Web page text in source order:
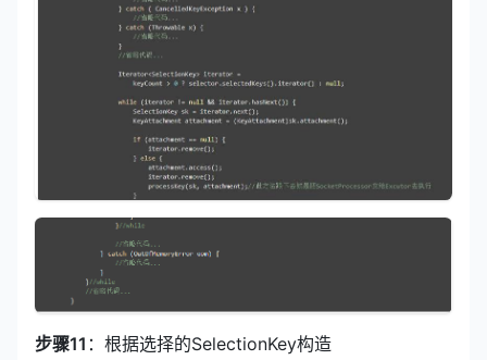
步骤11 ：根据选择的SelectionKey构造